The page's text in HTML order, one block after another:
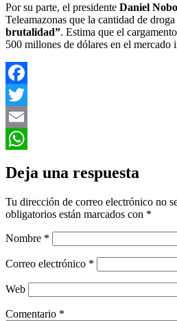
Por su parte, el presidente Daniel
Teleamazonas que la cantidad de
brutalidad”. Estima que el
500 millones de dólares en el mercado
Facebook
Twitter
Email
Deja una respuesta
Tu dirección de correo electrónico no
obligatorios están marcados con *
Nombre *
Correo electrónico *
Web
Comentario *